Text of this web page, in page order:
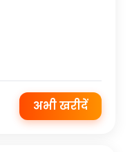
अभी खरीदें